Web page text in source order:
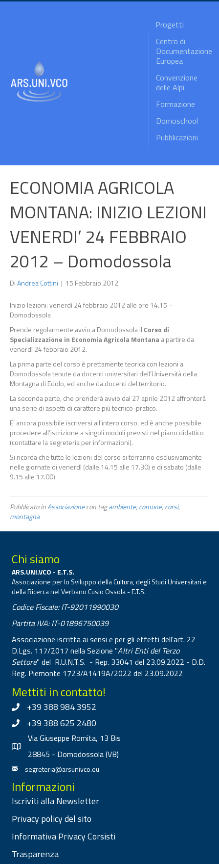
Progetti
Centro di
Documentazione
Europea
Convenzione
delle Alpi
Formazione
Domoschool
Pubblicazioni
ECONOMIA AGRICOLA
MONTANA: INIZIO LEZIONI
VENERDI’ 24 FEBBRAIO
2012 – Domodossola
DiAndrea Cottini | 15 Febbraio 2012
Inizio lezioni: venerdì 24 febbraio 2012 alle ore 14.15 –
Domodossola
Prende regolarmente avvio a Domodossola il Corso di
Specializzazione in Economia Agricola Montanaa partire da
venerdì 24 febbraio 2012.
La prima parte del corso è prettamente teorica con lezioni a
Domodossola tenute da docenti universitari dell’Università della
Montagna di Edolo, ed anche da docenti del territorio.
La seconda parte, che prenderà avvio dal 27 aprile 2012 affronterà
una serie di aspetti di carattere più tecnico-pratico.
E’ ancora possibile iscriversi all’intero corso, ed è anche possibile
procedere all’iscrizione a singoli moduli previsti nel piano didattico
(contattare la segreteria per informazioni).
Si ricorda che tutte le lezioni del corso si terranno esclusivamente
nelle giornate di venerdì (dalle 14.15 alle 17.30) e di sabato (dalle
9.15 alle 17.00)
Pubblicato inAssociazionecon tagambiente,comune,corsi,
montagna
Chi siamo
ARS.UNI.VCO - E.T.S.
Associazione per lo Sviluppo della Cultura, degli Studi Universitari e
della Ricerca nel Verbano Cusio Ossola - E.T.S.
Codice Fiscale: IT-92011990030
Partita IVA: IT-01896750039
Associazione iscritta ai sensi e per gli effetti dell'art. 22
D.Lgs. 117/2017 nella Sezione "Altri Enti del Terzo
Settore" del R.U.N.T.S. - Rep. 33041 del 23.09.2022 - D.D.
Reg. Piemonte 1723/A1419A/2022 del 23.09.2022
Mettiti in contatto!
+39 388 984 3952
+39 388 625 2480
Via Giuseppe Romita, 13 Bis
28845 - Domodossola (VB)
segreteria@arsunivco.eu
Informazioni
Iscriviti alla Newsletter
Privacy policy del sito
Informativa Privacy Corsisti
Trasparenza